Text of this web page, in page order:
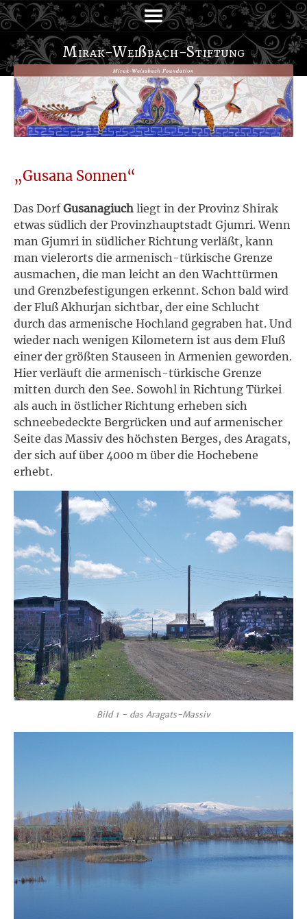
Mirak-Weißbach-Stiftung
„Gusana Sonnen“
Das DorfGusanagiuch liegt in der Provinz Shirak
etwas südlich der Provinzhauptstadt Gjumri. Wenn
man Gjumri in südlicher Richtung verläßt, kann
man vielerorts die armenisch-türkische Grenze
ausmachen, die man leicht an den Wachttürmen
und Grenzbefestigungen erkennt. Schon bald wird
der Fluß Akhurjan sichtbar, der eine Schlucht
durch das armenische Hochland gegraben hat. Und
wieder nach wenigen Kilometern ist aus dem Fluß
einer der größten Stauseen in Armenien geworden.
Hier verläuft die armenisch-türkische Grenze
mitten durch den See. Sowohl in Richtung Türkei
als auch in östlicher Richtung erheben sich
schneebedeckte Bergrücken und auf armenischer
Seite das Massiv des höchsten Berges, des Aragats,
der sich auf über 4000 m über die Hochebene
erhebt.
Bild 1 - das Aragats-Massiv